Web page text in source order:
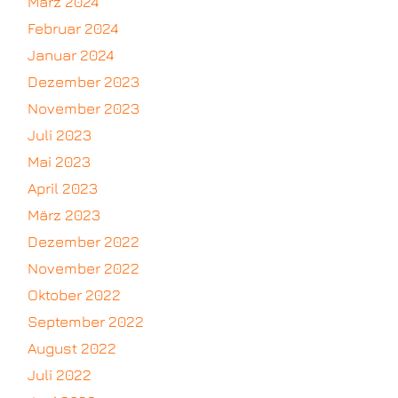
Februar 2024
Januar 2024
Dezember 2023
November 2023
Juli 2023
Mai 2023
April 2023
März 2023
Dezember 2022
November 2022
Oktober 2022
September 2022
August 2022
Juli 2022